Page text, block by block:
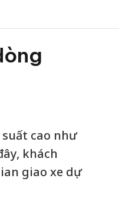
suất cao như
khách
giao xe dự